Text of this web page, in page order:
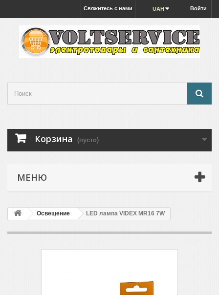
Войти
UAH
Свяжитесь с нами
Корзина (пусто)
МЕНЮ
Освещение LED лампа VIDEX MR16 7W